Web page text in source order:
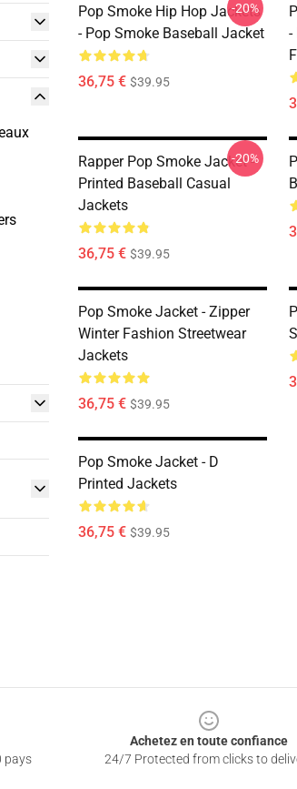
Pop Smoke Hip Hop Jackets
- Pop Smoke Baseball Jacket
36,75 € $39.95
-20%
-
Rapper Pop Smoke Jacket -
Printed Baseball Casual
Jackets
36,75 € $39.95
-20%
Pop Smoke Jacket - Zipper
Winter Fashion Streetwear
Jackets
36,75 € $39.95
Pop Smoke Jacket - D
Printed Jackets
36,75 € $39.95
pays
Achetez en toute confiance
24/7 Protected from clicks to